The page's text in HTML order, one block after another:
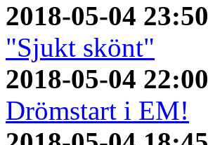
2018-05-04 23:50
"Sjukt skönt"
2018-05-04 22:00
Drömstart i EM!